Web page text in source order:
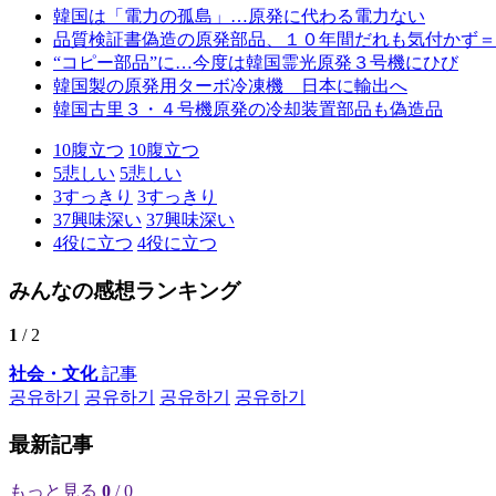
韓国は「電力の孤島」…原発に代わる電力ない
品質検証書偽造の原発部品、１０年間だれも気付かず
“コピー部品”に…今度は韓国霊光原発３号機にひび
韓国製の原発用ターボ冷凍機 日本に輸出へ
韓国古里３・４号機原発の冷却装置部品も偽造品
10腹立つ 10腹立つ
5悲しい 5悲しい
3すっきり 3すっきり
37興味深い 37興味深い
4役に立つ 4役に立つ
みんなの感想ランキング
1 / 2
社会・文化記事
공유하기
공유하기 공유하기 공유하기
最新記事
もっと見る 0 / 0